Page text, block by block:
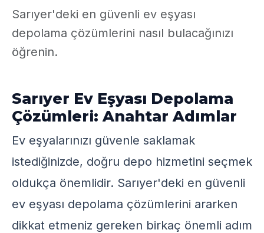
Sarıyer'deki en güvenli ev eşyası
depolama çözümlerini nasıl bulacağınızı
öğrenin.
Sarıyer Ev Eşyası Depolama
Çözümleri: Anahtar Adımlar
Ev eşyalarınızı güvenle saklamak
istediğinizde, doğru depo hizmetini seçmek
oldukça önemlidir. Sarıyer'deki en güvenli
ev eşyası depolama çözümlerini ararken
dikkat etmeniz gereken birkaç önemli adım